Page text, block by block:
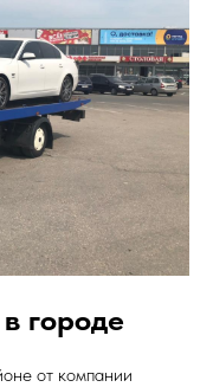
городе
от компании